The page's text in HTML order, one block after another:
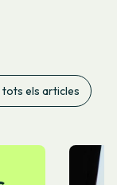
tots els articles